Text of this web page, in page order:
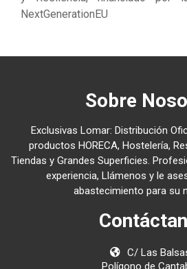
NextGenerationEU
Sobre
Exclusivas Lomar: Distribución
productos HORECA, Hostelería,
Tiendas y Grandes Superficies.
experiencia, Llámenos y le
abastecimiento para su
C/ Las
Polígono de